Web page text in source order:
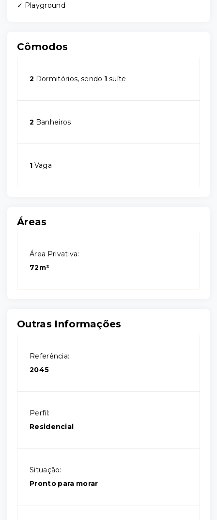
✓ Playground
Cômodos
2 Dormitórios, sendo 1 suíte
2 Banheiros
1 Vaga
Áreas
Área Privativa:
72m²
Outras Informações
Referência:
2045
Perfil:
Residencial
Situação:
Pronto para morar